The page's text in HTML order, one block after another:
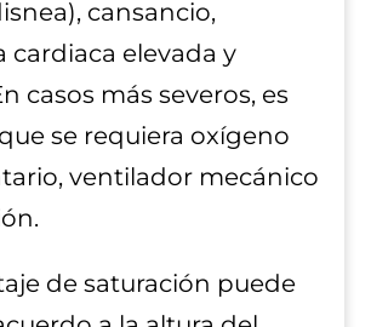
cansancio,
cardiaca elevada y
casos más severos, es
se requiera oxígeno
ventilador mecánico
de saturación puede